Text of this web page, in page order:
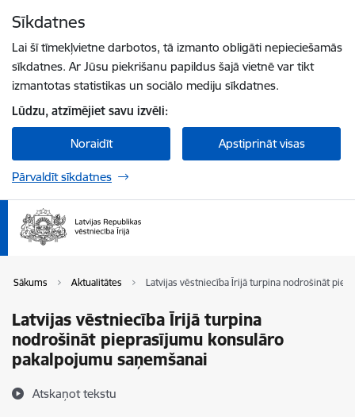
Sīkdatnes
Lai šī tīmekļvietne darbotos, tā izmanto obligāti nepieciešamās
sīkdatnes. Ar Jūsu piekrišanu papildus šajā vietnē var tikt
izmantotas statistikas un sociālo mediju sīkdatnes.
Lūdzu, atzīmējiet savu izvēli:
Noraidīt Apstiprināt visas
Pārvaldīt sīkdatnes
Sākums Aktualitātes Latvijas vēstniecība Īrijā turpina nodrošināt
Latvijas vēstniecība Īrijā turpina
nodrošināt pieprasījumu konsulāro
pakalpojumu saņemšanai
Atskaņot tekstu